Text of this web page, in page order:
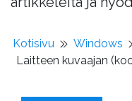
Kotisivu
Windows
Laitteen kuvaajan